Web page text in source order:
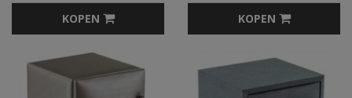
KOPEN KOPEN